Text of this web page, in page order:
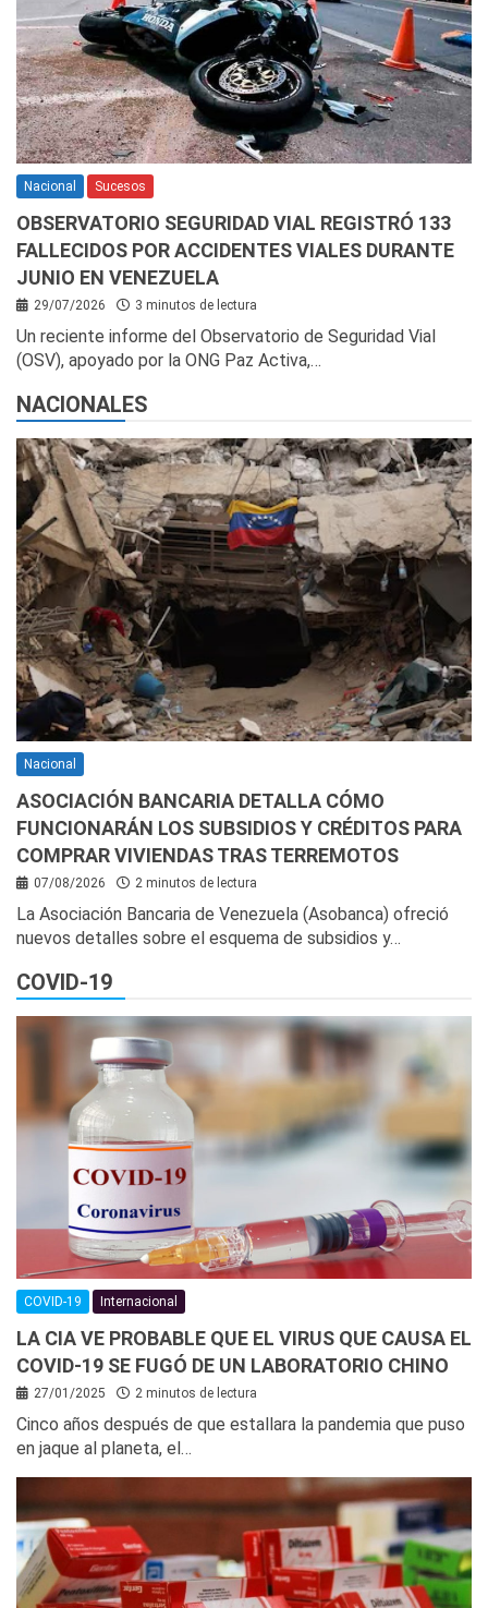
Nacional Sucesos
OBSERVATORIO SEGURIDAD VIAL REGISTRÓ 133
FALLECIDOS POR ACCIDENTES VIALES DURANTE
JUNIO EN VENEZUELA
29/07/2026 3 minutos de lectura
Un reciente informe del Observatorio de Seguridad Vial
(OSV), apoyado por la ONG Paz Activa,…
NACIONALES
Nacional
ASOCIACIÓN BANCARIA DETALLA CÓMO
FUNCIONARÁN LOS SUBSIDIOS Y CRÉDITOS PARA
COMPRAR VIVIENDAS TRAS TERREMOTOS
07/08/2026 2 minutos de lectura
La Asociación Bancaria de Venezuela (Asobanca) ofreció
nuevos detalles sobre el esquema de subsidios y…
COVID-19
COVID-19 Internacional
LA CIA VE PROBABLE QUE EL VIRUS QUE CAUSA EL
COVID-19 SE FUGÓ DE UN LABORATORIO CHINO
27/01/2025 2 minutos de lectura
Cinco años después de que estallara la pandemia que puso
en jaque al planeta, el…